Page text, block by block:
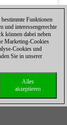
Funktionen
und interessengerechte
können dabei neben
Marketing-Cookies
Cookies und
Sie in unserer
Alles
akzeptieren